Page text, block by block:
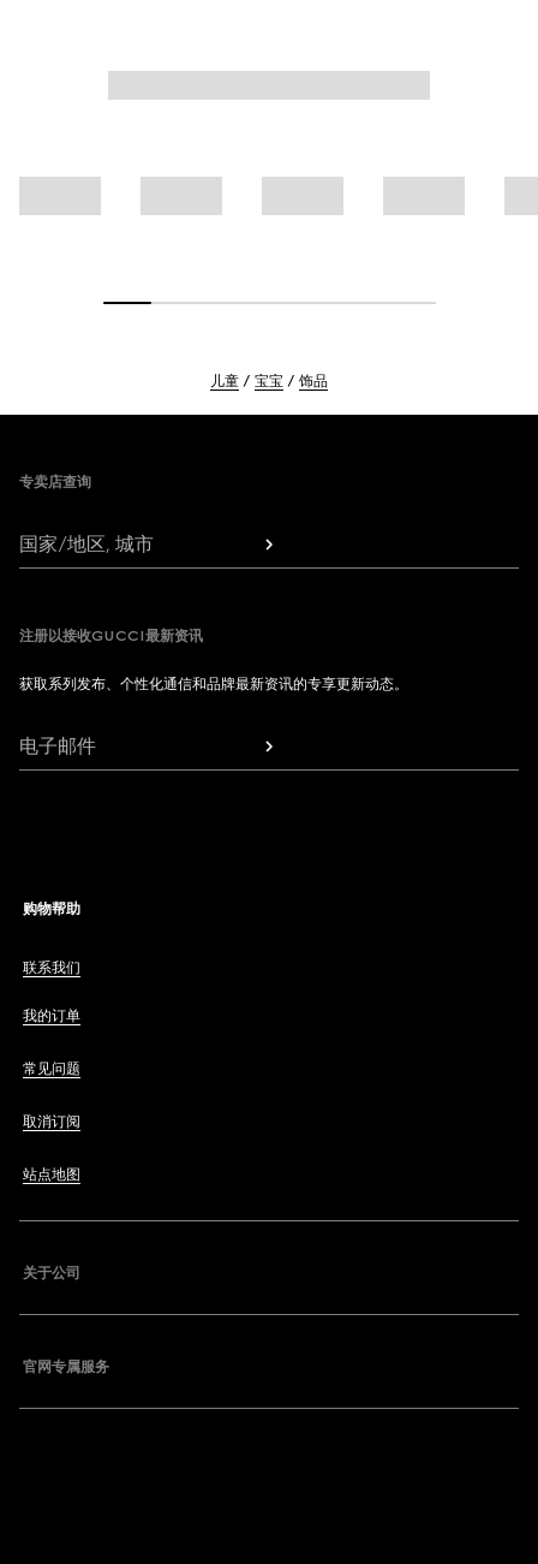
儿童 宝宝 饰品
专卖店查询
国家/地区, 城市
注册以接收GUCCI最新资讯
获取系列发布、个性化通信和品牌最新资讯的专享更新动态。
电子邮件
购物帮助
联系我们
我的订单
常见问题
取消订阅
站点地图
关于公司
官网专属服务